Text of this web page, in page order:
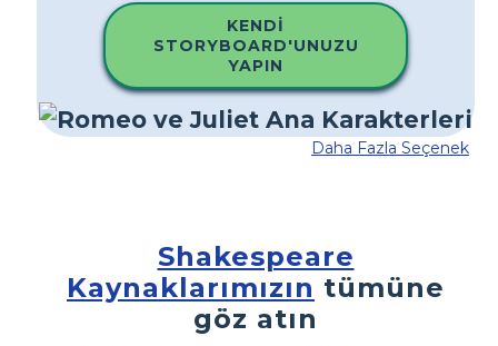
KENDI
STORYBOARD'UNUZU
YAPIN
Daha Fazla Seçenek
Shakespeare
Kaynaklarımızın tümüne
göz atın